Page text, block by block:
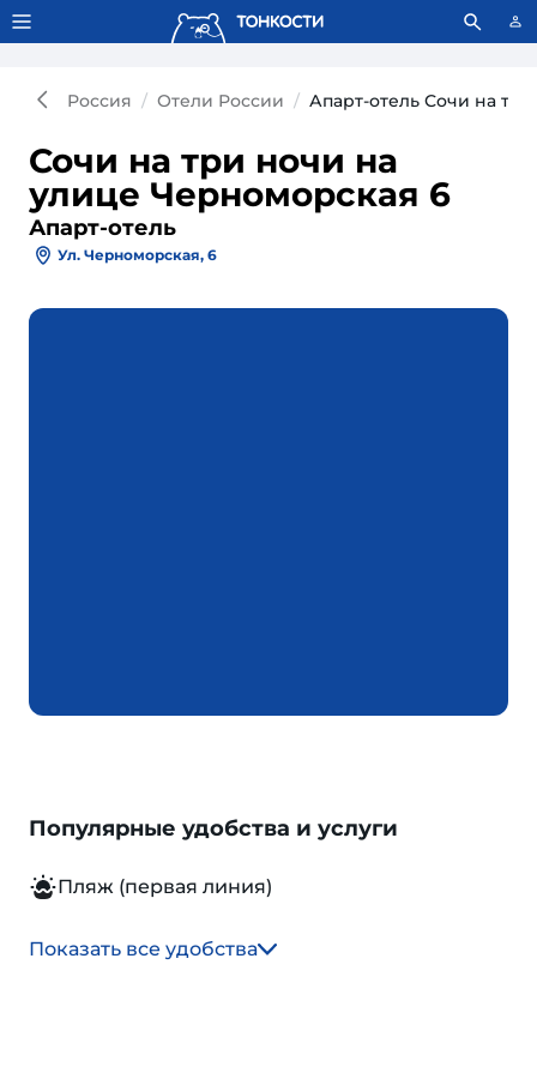
Тонкости используют сookie-файлы. Что это значит?
Россия Отели России Апарт-отель Сочи на
Сочи на три ночи на
улице Черноморская 6
Апарт-отель
Ул. Черноморская, 6
Популярные удобства и услуги
Пляж (первая линия)
Показать все удобства